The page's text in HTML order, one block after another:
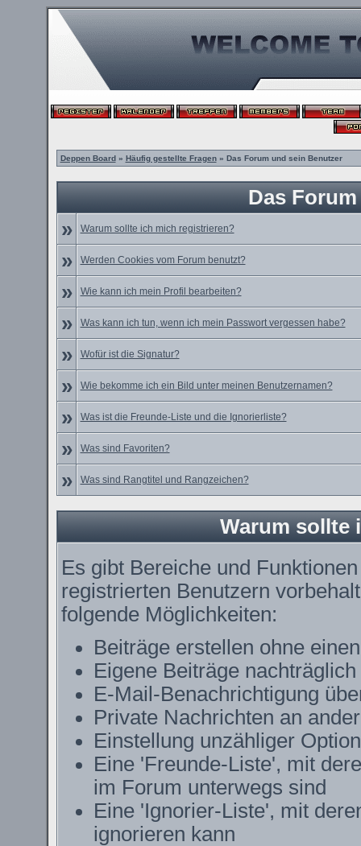
Deppen Board» Häufig gestellte Fragen» Das Forum und sein Benutzer
Das
»
Warum sollte ich mich registrieren?
» Werden Cookies vom Forum benutzt?
» Wie kann ich mein Profil bearbeiten?
» Was kann ich tun, wenn ich mein Passwort vergessen habe?
» Wofür ist die Signatur?
» Wie bekomme ich ein Bild unter meinen Benutzernamen?
» Was ist die Freunde-Liste und die Ignorierliste?
» Was sind Favoriten?
» Was sind Rangtitel und Rangzeichen?
Warum sollte
Es gibt Bereiche und
registrierten Benutzern
folgende Möglichkeiten:
Beiträge erstellen ohne
Eigene Beiträge
E-Mail-Benachrichtigung
Private Nachrichten an
Einstellung unzähliger
Eine 'Freunde-Liste', mit
im Forum unterwegs sind
Eine 'Ignorier-Liste', mit
ignorieren kann